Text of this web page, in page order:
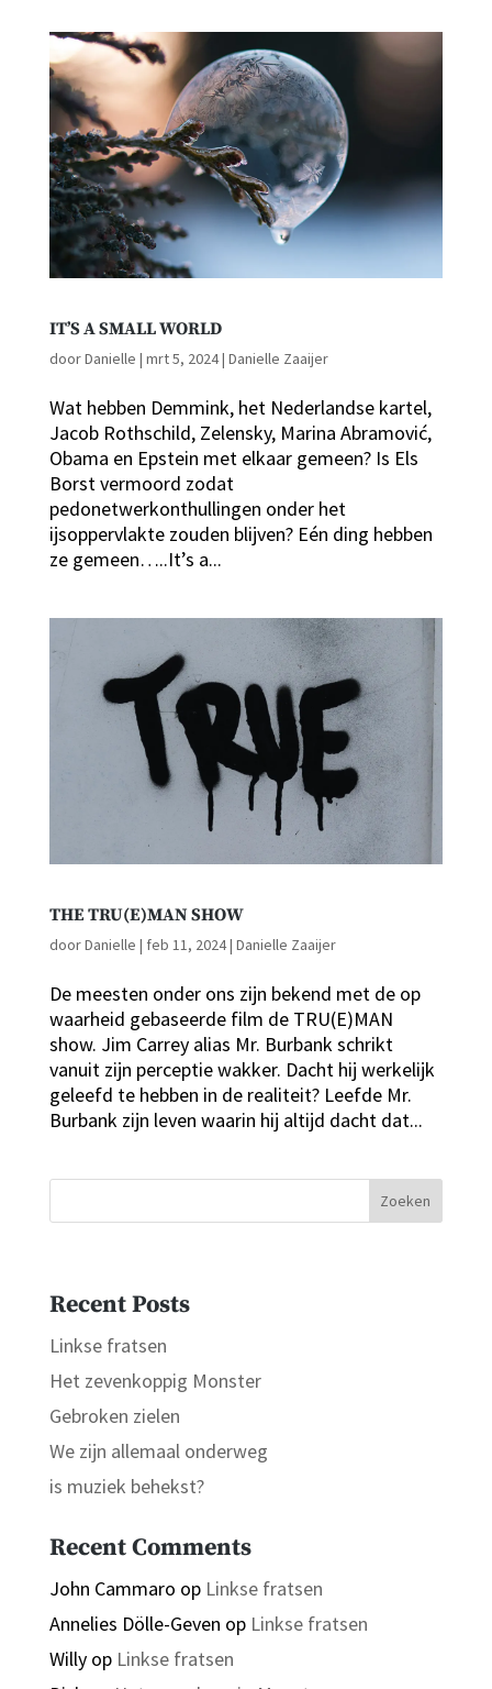
IT’S A SMALL WORLD
doorDanielle | mrt 5, 2024| Danielle Zaaijer
Wat hebben Demmink, het Nederlandse kartel,
Jacob Rothschild, Zelensky, Marina Abramović,
Obama en Epstein met elkaar gemeen? Is Els
Borst vermoord zodat
pedonetwerkonthullingen onder het
ijsoppervlakte zouden blijven? Eén ding hebben
ze gemeen…..It’s a...
THE TRU(E)MAN SHOW
doorDanielle | feb 11, 2024| Danielle Zaaijer
De meesten onder ons zijn bekend met de op
waarheid gebaseerde film de TRU(E)MAN
show. Jim Carrey alias Mr. Burbank schrikt
vanuit zijn perceptie wakker. Dacht hij werkelijk
geleefd te hebben in de realiteit? Leefde Mr.
Burbank zijn leven waarin hij altijd dacht dat...
Zoeken
Recent Posts
Linkse fratsen
Het zevenkoppig Monster
Gebroken zielen
We zijn allemaal onderweg
is muziek behekst?
Recent Comments
John Cammaro op Linkse fratsen
Annelies Dölle-Geven op Linkse fratsen
Willyop Linkse fratsen